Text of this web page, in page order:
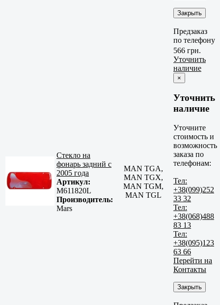
Закрыть
Предзаказ
по телефону
Стекло на
фонарь задний с
2005 года
Артикул:
M611820L
Производитель:
Mars
MAN TGA,
MAN TGX,
MAN TGM,
MAN TGL
566 грн.
Уточнить
наличие
×
Уточнить
наличие
Уточните
стоимость и
возможность
заказа по
телефонам:
Тел:
+38(099)252
33 32
Тел:
+38(068)488
83 13
Тел:
+38(095)123
63 66
Перейти на
Контакты
Закрыть